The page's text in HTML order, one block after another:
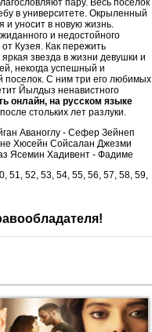
пару. Весь поселок
в университете. Окрыленный
и уносит в новую жизнь.
и недостойного
Кузея. Как пережить
звезда в жизни девушки и
некогда успешный и
поселок. С ним три его любимых
Йылдыз ненавистного
онлайн, на русском языке
стольких лет разлуки.
Аваноглу - Сефер Зейнеп
Хюсейн Сойсалан Джезми
Ясемин Хадивент - Фадиме
51, 52, 53, 54, 55, 56, 57, 58, 59,